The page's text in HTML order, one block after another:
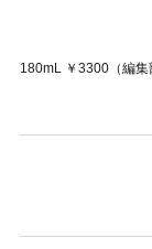
180mL ￥3300（編